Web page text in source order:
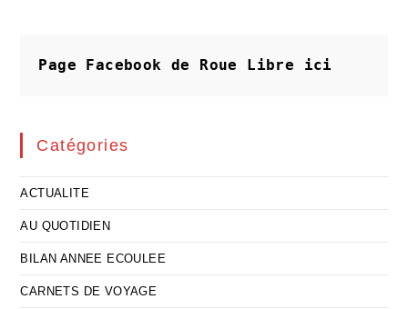
Page Facebook de Roue Libre ici
Catégories
ACTUALITE
AU QUOTIDIEN
BILAN ANNEE ECOULEE
CARNETS DE VOYAGE